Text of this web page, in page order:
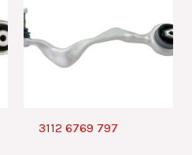
3112 6769 797